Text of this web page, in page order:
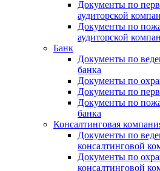
Документы по
аудиторской
Документы по
аудиторской
Банк
Документы по
банка
Документы по
Документы по
Документы по
банка
Консалтинговая
Документы по
консалтинговой
Документы по
консалтинговой